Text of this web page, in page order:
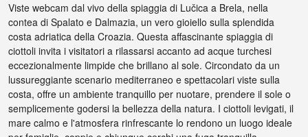
Viste webcam dal vivo della spiaggia di Lučica a Brela, nella
contea di Spalato e Dalmazia, un vero gioiello sulla splendida
costa adriatica della Croazia. Questa affascinante spiaggia di
ciottoli invita i visitatori a rilassarsi accanto ad acque turchesi
eccezionalmente limpide che brillano al sole. Circondato da un
lussureggiante scenario mediterraneo e spettacolari viste sulla
costa, offre un ambiente tranquillo per nuotare, prendere il sole o
semplicemente godersi la bellezza della natura. I ciottoli levigati, il
mare calmo e l'atmosfera rinfrescante lo rendono un luogo ideale